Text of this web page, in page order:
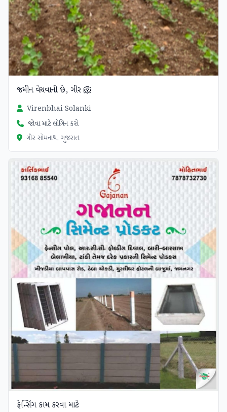
જમીન વેચવાની છે, ગીર 🦁
Virenbhai Solanki
જોવા માટે લોગિન કરો
ગીર સોમનાથ, ગુજરાત
ચકાસાયેલ
ફેન્સિંગ કામ કરવા માટે